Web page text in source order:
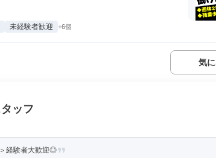
未経験者歓迎 +6個
気
ッフ
経験者大歓迎◎